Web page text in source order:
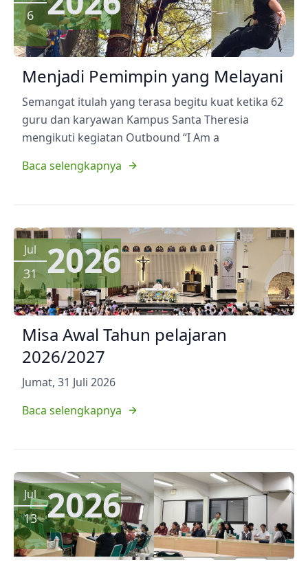
6
Menjadi Pemimpin yang Melayani
Semangat itulah yang terasa begitu kuat ketika 62
guru dan karyawan Kampus Santa Theresia
mengikuti kegiatan Outbound “I Am a
Baca selengkapnya
Jul
31 2026
Misa Awal Tahun pelajaran
2026/2027
Jumat, 31 Juli 2026
Baca selengkapnya
Jul
13 2026